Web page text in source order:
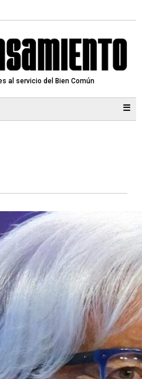
al servicio del Bien Común
☰